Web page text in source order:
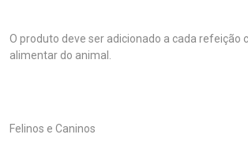
O produto deve ser adicionado a cada refeição
alimentar do animal.
Felinos e Caninos